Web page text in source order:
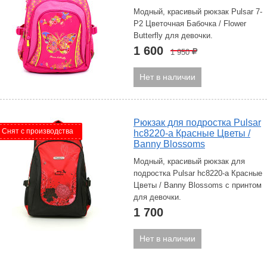
Модный, красивый рюкзак Pulsar 7-
P2 Цветочная Бабочка / Flower
Butterfly для девочки.
1 600 1 950Р
Нет в наличии
Снят с производства
Рюкзак для подростка Pulsar
hc8220-a Красные Цветы /
Banny Blossoms
Модный, красивый рюкзак для
подростка Pulsar hc8220-a Красные
Цветы / Banny Blossoms с принтом
для девочки.
1 700
Нет в наличии